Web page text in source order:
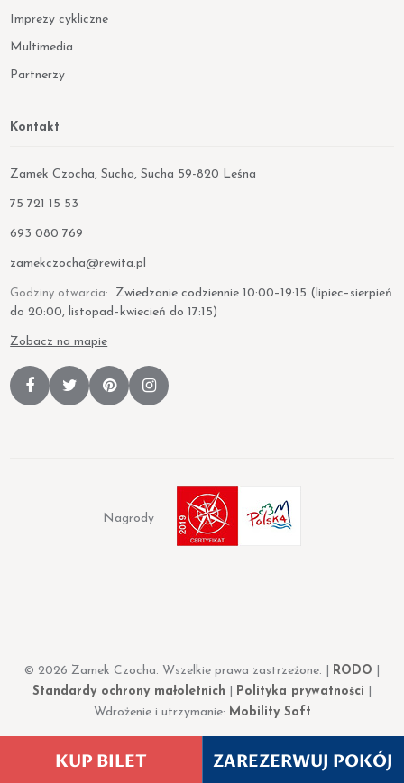
Imprezy cykliczne
Multimedia
Partnerzy
Kontakt
Zamek Czocha, Sucha, Sucha 59-820 Leśna
Telefon:
75 721 15 53
Telefon:
693 080 769
E-mail:
zamekczocha@rewita.pl
Godziny otwarcia:
Zwiedzanie codziennie 10:00–19:15 (lipiec–sierpień
do 20:00, listopad–kwiecień do 17:15)
Zobacz na mapie
Nagrody
© 2026 Zamek Czocha. Wszelkie prawa zastrzeżone. | RODO
Standardy ochrony małoletnich
Polityka prywatności
Wdrożenie i utrzymanie: Mobility Soft
KUP BILET ZAREZERWUJ POKÓJ